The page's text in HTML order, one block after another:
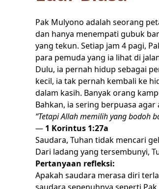
Pak Mulyono adalah seorang
dan hanya menempati gubuk
yang tekun. Setiap jam 4 pagi,
para pemuda yang ia lihat di
Dulu, ia pernah hidup sebagai
kecil, ia tak pernah kembali ke
dalam kasih. Banyak orang
Bahkan, ia sering berpuasa
“Tetapi Allah memilih yang bodoh
— 1 Korintus 1:27a
Saudara, Tuhan tidak mencari
Dari ladang yang tersembunyi,
Pertanyaan refleksi:
Apakah saudara merasa diri